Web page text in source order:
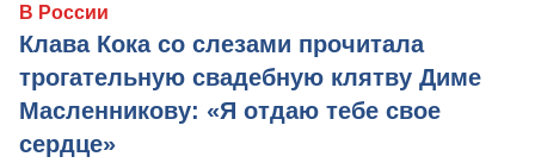
В России
Клава Кока со слезами прочитала
трогательную свадебную клятву Диме
Масленникову: «Я отдаю тебе свое
сердце»